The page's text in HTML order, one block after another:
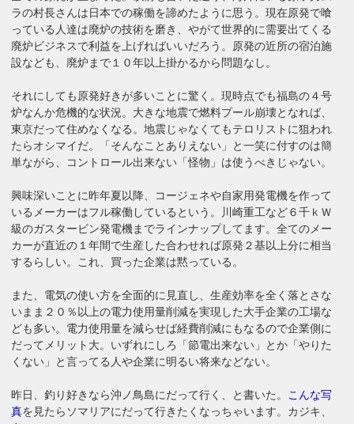
ラの村長さんは日本での稼働を諦めたように思う。現在原発で喰
っている人達は廃炉の技術を磨き、やがて世界的に需要出てくる
廃炉ビジネスで利益を上げればいいだろう。原発の近所の宿泊施
設なども、廃炉まで１０年以上掛かるから問題なし。
それにしても原発好きが多いことに驚く。現時点でも福島の４号
炉なんか危機的な状況。大きな地震で燃料プール崩壊となれば、
東京だって住めなくなる。地震じゃなくてもテロリストに狙われ
たらオシマイだ。「そんなことありえない」と一笑に付すのは簡
単ながら、コントロール出来ない「怪物」は使うべきじゃない。
興味深いことに昨年夏以降、コージェネや自家用発電機を作って
いるメーカーはフル稼働しているという。川崎重工など６千ｋＷ
級のガスタービン発電機までラインナップしてます。全てのメー
カーが直近の１年間で生産した合わせれば原発２基以上分に相当
するらしい。これ、買った企業は黙っている。
また、電気の使い方を全面的に見直し、生産効率を全く落とさな
いまま２０％以上の電力使用量削減を実現した大手企業の工場な
ども多い。電力使用量を減らせば経費削減にもなるので企業側に
だってメリット大。いずれにしろ「節電出来ない」とか「やりた
くない」と言ってる人や企業に明るい将来などない。
昨日、釣り好きなら沖ノ鳥島にだって行く、と書いた。 こんな写
真を見たらソマリアにだって行きたくなっちゃいます。カジキ、